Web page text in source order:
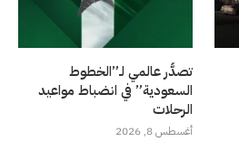
تصدُّر عالمي لـ”الخطوط
السعودية” في انضباط مواعيد
الرحلات
أغسطس 8, 2026